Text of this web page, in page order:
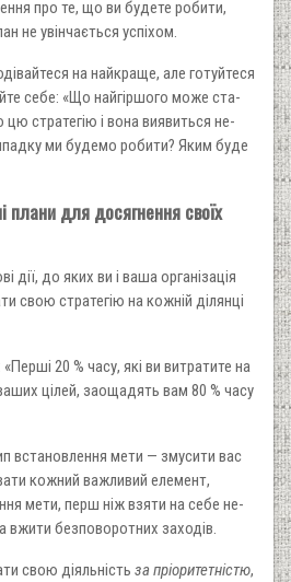
про те, що ви будете ро­бити,
не увінчається успіхом.
на найкраще, але готуйтеся
себе: «Що найгіршого може ста­
стратегію і вона виявиться не­
ми будемо робити? Яким буде
плани для досягнення своїх
дії, до яких ви і ваша організація
свою стратегію на кожній ділянці
20 % часу, які ви витратите на
цілей, заощадять вам 80 % часу
встановлення мети — змусити вас
кожний важливий елемент,
мети, перш ніж взяти на себе не­
вжити безповоротних заходів.
свою діяльність за пріоритет­ністю,